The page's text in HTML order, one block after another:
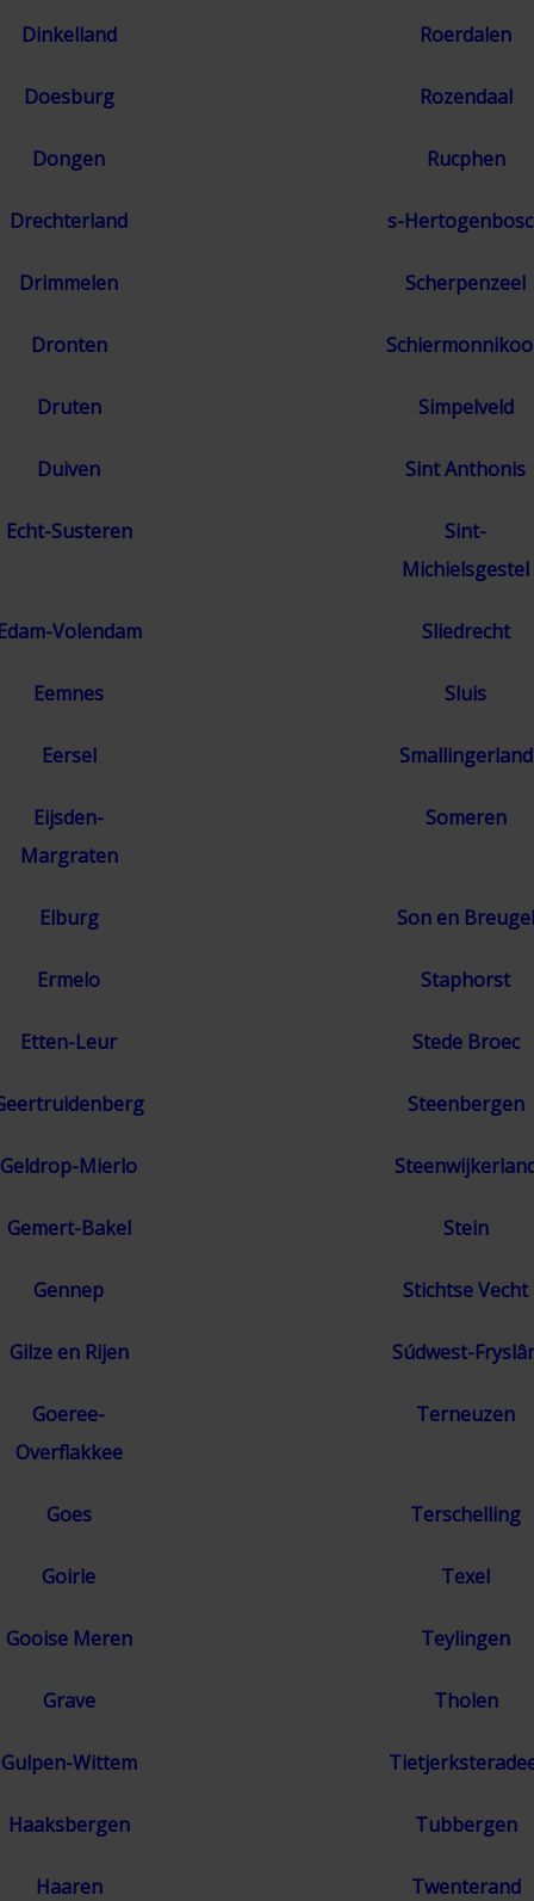
Dinkelland Roerdalen
Doesburg Rozendaal
Dongen Rucphen
Drechterland s-
Drimmelen Scherpenzeel
Dronten
Druten Simpelveld
Duiven Sint Anthonis
Echt-Susteren
Sint-
Michielsgestel
Volendam Sliedrecht
Eemnes Sluis
Eersel Smallingerland
Eijsden-
Margraten
Someren
Elburg Son en Breugel
Ermelo Staphorst
Etten-Leur Stede Broec
Steenbergen
Geldrop-Mierlo
Gemert-Bakel Stein
Gennep Stichtse Vecht
Gilze en Rijen Súdwest-
Goeree-
Overflakkee
Terneuzen
Goes Terschelling
Goirle Texel
Gooise Meren Teylingen
Grave Tholen
Gulpen-Wittem
Haaksbergen Tubbergen
Haaren Twenterand